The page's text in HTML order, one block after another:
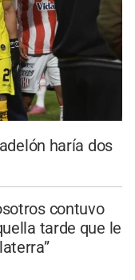
haría dos
contuvo
tarde que le